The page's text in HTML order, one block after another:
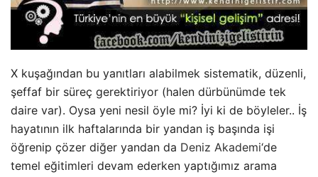
X kuşağından bu yanıtları alabilmek sistematik, düzenli,
şeffaf bir süreç gerektiriyor (halen dürbünümde tek
daire var). Oysa yeni nesil öyle mi? İyi ki de böyleler.. İş
hayatının ilk haftalarında bir yandan iş başında işi
öğrenip çözer diğer yandan da Deniz Akademi‘de
temel eğitimleri devam ederken yaptığımız arama